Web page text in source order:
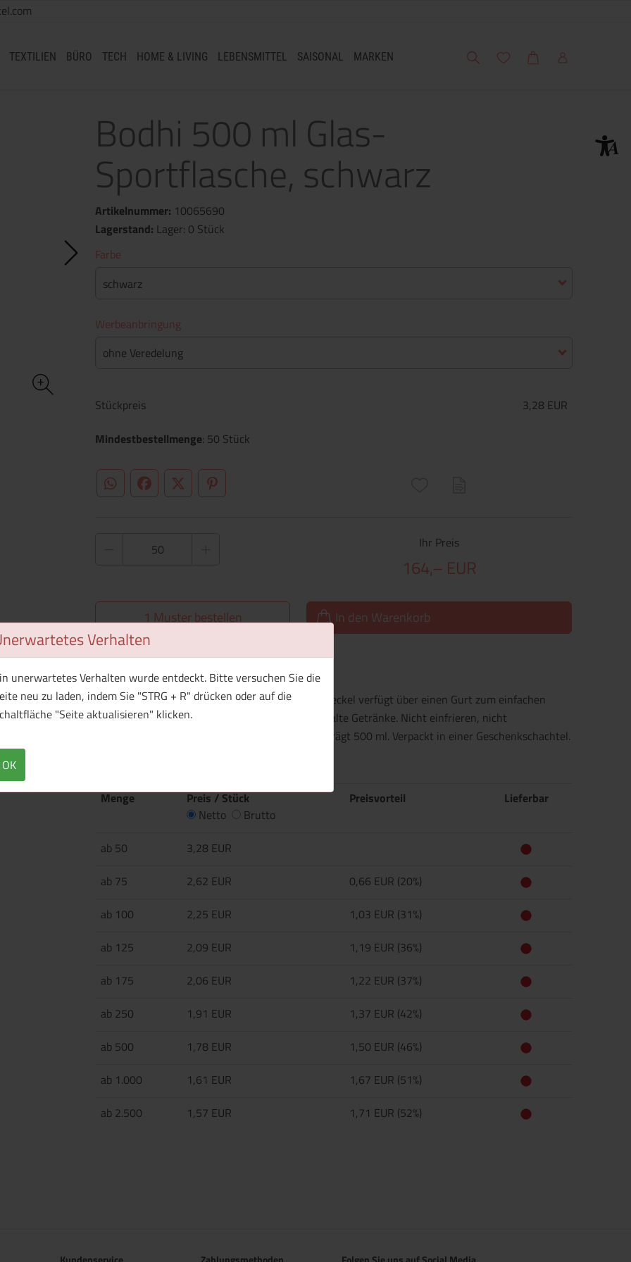
Verhalten
unerwartetes Verhalten wurde entdeckt. Bitte versuchen Sie die
neu zu laden, indem Sie "STRG + R" drücken oder auf die
"Seite aktualisieren" klicken.
OK
TEXTILIEN BÜRO TECH HOME & LIVING LEBENSMITTEL SAISONAL MARKEN Suche Meine Wunschliste
WarenkorbMein Account
Bodhi 500 ml Glas-
Sportflasche, schwarz
Artikelnummer: 10065690
Lagerstand: Lager: 0 Stück
Farbe
schwarz
Werbeanbringung
ohne Veredelung
Stückpreis
3,28 EUR
Mindestbestellmenge: 50 Stück
WhatsApp (#[creator\plugin\share\core\structs\SocialSharingServiceSettings]:only_chrome#)
FacebookTwitter (#[creator\plugin\share\core\structs\SocialSharingServiceSettings]:formaly_twitter#)
Pinterest
Ihr Preis
164,– EUR
1 Muster bestellen In den Warenkorb
Einwandige Glasflasche mit Schraubdeckel. Der Deckel verfügt über einen Gurt zum einfachen
Tragen sowie eine Neoprenhülle. Empfohlen für kalte Getränke. Nicht einfrieren, nicht
Mikrowellengeeignet. Das Fassungsvermögen beträgt 500 ml. Verpackt in einer Geschenkschachtel.
Menge
Preis / Stück
Netto
Brutto
Preisvorteil Lieferbar
ab 50
3,28 EUR
ab 75
2,62 EUR
0,66 EUR (20%)
ab 100
2,25 EUR
1,03 EUR (31%)
ab 125
2,09 EUR
1,19 EUR (36%)
ab 175
2,06 EUR
1,22 EUR (37%)
ab 250
1,91 EUR
1,37 EUR (42%)
ab 500
1,78 EUR
1,50 EUR (46%)
ab 1.000
1,61 EUR
1,67 EUR (51%)
ab 2.500
1,57 EUR 1,71 EUR (52%)